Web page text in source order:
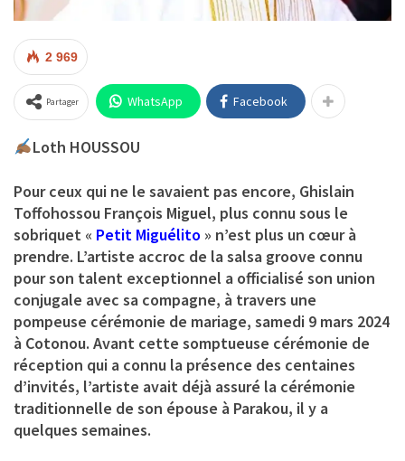
2 969
Partager WhatsApp Facebook
Loth HOUSSOU
Pour ceux qui ne le savaient pas encore, Ghislain
Toffohossou François Miguel, plus connu sous le
sobriquet « Petit Miguélito » n’est plus un cœur à
prendre. L’artiste accroc de la salsa groove connu
pour son talent exceptionnel a officialisé son union
conjugale avec sa compagne, à travers une
pompeuse cérémonie de mariage, samedi 9 mars 2024
à Cotonou. Avant cette somptueuse cérémonie de
réception qui a connu la présence des centaines
d’invités, l’artiste avait déjà assuré la cérémonie
traditionnelle de son épouse à Parakou, il y a
quelques semaines.